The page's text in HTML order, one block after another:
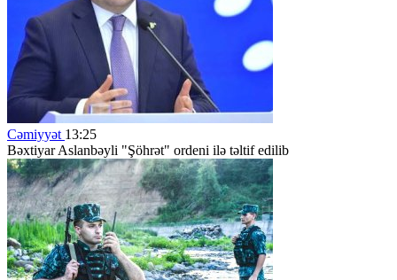
Cəmiyyət 13:25
Bəxtiyar Aslanbəyli "Şöhrət" ordeni ilə təltif edilib